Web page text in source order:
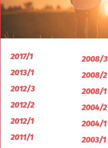
2017/1
2013/1
2012/3
2012/2
2012/1
2011/1
2008/3
2008/2
2008/1
2004/2
2004/1
2003/1